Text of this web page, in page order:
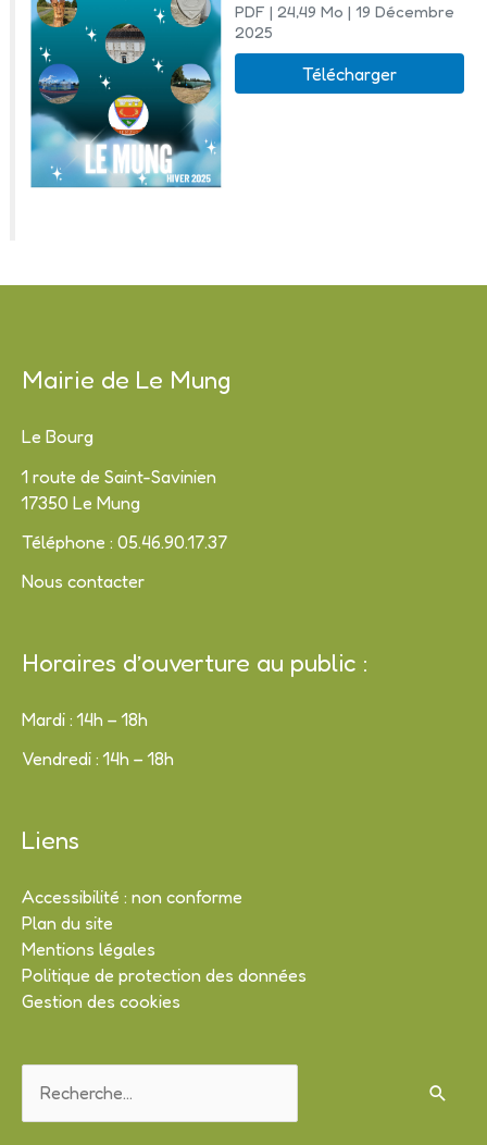
PDF | 24,49 Mo | 19 Décembre
2025
Télécharger
Mairie de Le Mung
Le Bourg
1 route de Saint-Savinien
17350 Le Mung
Téléphone : 05.46.90.17.37
Nous contacter
Horaires d’ouverture au public :
Mardi : 14h – 18h
Vendredi : 14h – 18h
Liens
Accessibilité : non conforme
Plan du site
Mentions légales
Politique de protection des données
Gestion des cookies